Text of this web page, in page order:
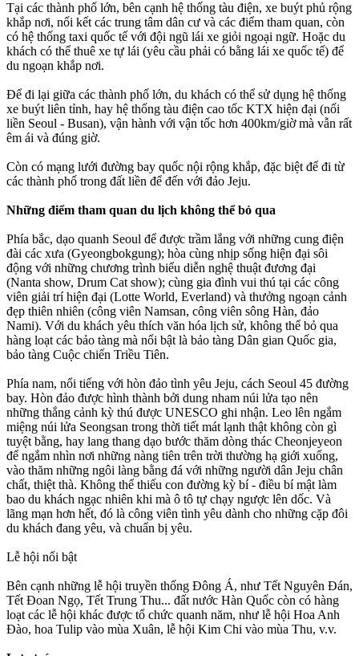
Tại các thành phố lớn, bên cạnh hệ thống tàu điện, xe buýt phủ rộng
khắp nơi, nối kết các trung tâm dân cư và các điểm tham quan, còn
có hệ thống taxi quốc tế với đội ngũ lái xe giỏi ngoại ngữ. Hoặc du
khách có thể thuê xe tự lái (yêu cầu phải có bằng lái xe quốc tế) để
du ngoạn khắp nơi.
Để đi lại giữa các thành phố lớn, du khách có thể sử dụng hệ thống
xe buýt liên tỉnh, hay hệ thống tàu điện cao tốc KTX hiện đại (nối
liền Seoul - Busan), vận hành với vận tốc hơn 400km/giờ mà vẫn rất
êm ái và đúng giờ.
Còn có mạng lưới đường bay quốc nội rộng khắp, đặc biệt để đi từ
các thành phố trong đất liền để đến với đảo Jeju.
Những điểm tham quan du lịch không thể bỏ qua
Phía bắc, dạo quanh Seoul để được trầm lắng với những cung điện
đài các xưa (Gyeongbokgung); hòa cùng nhịp sống hiện đại sôi
động với những chương trình biểu diễn nghệ thuật đương đại
(Nanta show, Drum Cat show); cùng gia đình vui thú tại các công
viên giải trí hiện đại (Lotte World, Everland) và thưởng ngoạn cảnh
đẹp thiên nhiên (công viên Namsan, công viên sông Hàn, đảo
Nami). Với du khách yêu thích văn hóa lịch sử, không thể bỏ qua
hàng loạt các bảo tàng mà nổi bật là bảo tàng Dân gian Quốc gia,
bảo tàng Cuộc chiến Triều Tiên.
Phía nam, nổi tiếng với hòn đảo tình yêu Jeju, cách Seoul 45 đường
bay. Hòn đảo được hình thành bởi dung nham núi lửa tạo nên
những thắng cảnh kỳ thú được UNESCO ghi nhận. Leo lên ngắm
miệng núi lửa Seongsan trong thời tiết mát lạnh thật không còn gì
tuyệt bằng, hay lang thang dạo bước thăm dòng thác Cheonjeyeon
để ngắm nhìn nơi những nàng tiên trên trời thường hạ giới xuống,
vào thăm những ngôi làng bằng đá với những người dân Jeju chân
chất, thiệt thà. Không thể thiếu con đường kỳ bí - điều bí mật làm
bao du khách ngạc nhiên khi mà ô tô tự chạy ngược lên dốc. Và
lãng mạn hơn hết, đó là công viên tình yêu dành cho những cặp đôi
du khách đang yêu, và chuẩn bị yêu.
Lễ hội nổi bật
Bên cạnh những lễ hội truyền thống Đông Á, như Tết Nguyên Đán,
Tết Đoan Ngọ, Tết Trung Thu... đất nước Hàn Quốc còn có hàng
loạt các lễ hội khác được tổ chức quanh năm, như lễ hội Hoa Anh
Đào, hoa Tulip vào mùa Xuân, lễ hội Kim Chi vào mùa Thu, v.v.